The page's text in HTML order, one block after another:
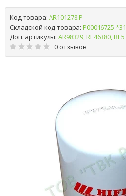
Код товара: AR101278.P
Складской код товара: Р00016725
Доп. артикулы: AR98329, RE46380,
0 отзывов